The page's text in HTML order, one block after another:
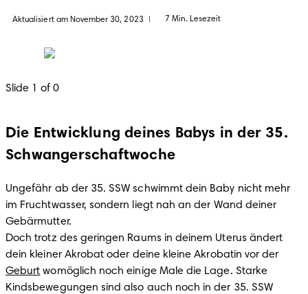
Aktualisiert am November 30, 2023 7 Min. Lesezeit
Slide 1 of 0
Die Entwicklung deines Babys in der 35.
Schwangerschaftwoche
Ungefähr ab der 35. SSW schwimmt dein Baby nicht mehr
im Fruchtwasser, sondern liegt nah an der Wand deiner
Gebärmutter.
Doch trotz des geringen Raums in deinem Uterus ändert
Geburt womöglich noch einige Male die Lage. Starke
Kindsbewegungen sind also auch noch in der 35. SSW